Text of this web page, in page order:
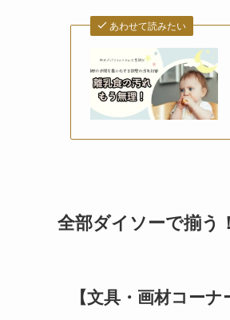
あわせて読みたい
全部ダイソーで揃う
【文具・画材コー